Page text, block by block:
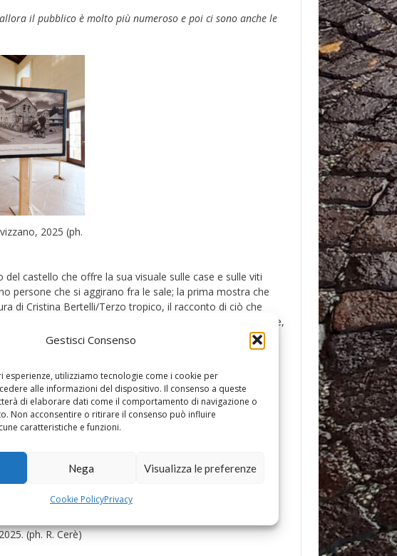
Gestisci Consenso
esperienze, utilizziamo tecnologie come i cookie per
alle informazioni del dispositivo. Il consenso a queste
di elaborare dati come il comportamento di navigazione o
Non acconsentire o ritirare il consenso può influire
caratteristiche e funzioni.
Nega Visualizza le preferenze
Cookie PolicyPrivacy
il pubblico è molto più numeroso e poi ci sono anche le
2025 (ph.
castello che offre la sua visuale sulle case e sulle viti
persone che si aggirano fra le sale; la prima mostra che
di Cristina Bertelli/Terzo tropico, il racconto di ciò che
sala si entra nella raccolta fotografica
che,
contemporaneo: “This is Palestine”.
(ph. R. Cerè)